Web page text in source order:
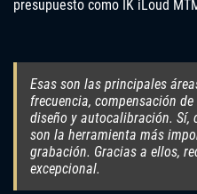
presupuesto como IK iLoud
Esas son las principales
frecuencia, compensación
diseño y autocalibración. Sí,
son la herramienta más
grabación. Gracias a ellos,
excepcional.